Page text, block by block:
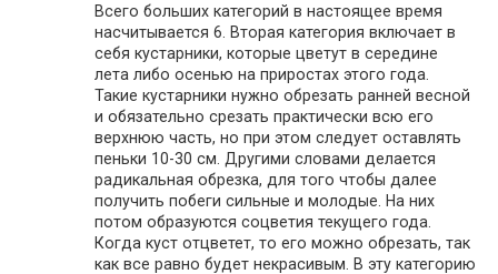
Всего больших категорий в настоящее время
насчитывается 6. Вторая категория включает в
себя кустарники, которые цветут в середине
лета либо осенью на приростах этого года.
Такие кустарники нужно обрезать ранней весной
и обязательно срезать практически всю его
верхнюю часть, но при этом следует оставлять
пеньки 10-30 см. Другими словами делается
радикальная обрезка, для того чтобы далее
получить побеги сильные и молодые. На них
потом образуются соцветия текущего года.
Когда куст отцветет, то его можно обрезать, так
как все равно будет некрасивым. В эту категорию